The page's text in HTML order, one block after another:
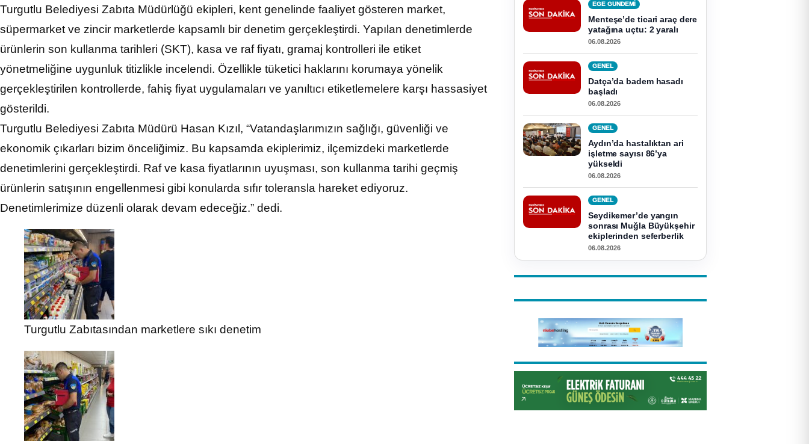
Turgutlu Belediyesi Zabıta Müdürlüğü ekipleri, kent genelinde faaliyet gösteren market,
süpermarket ve zincir marketlerde kapsamlı bir denetim gerçekleştirdi. Yapılan denetimlerde
ürünlerin son kullanma tarihleri (SKT), kasa ve raf fiyatı, gramaj kontrolleri ile etiket
yönetmeliğine uygunluk titizlikle incelendi. Özellikle tüketici haklarını korumaya yönelik
gerçekleştirilen kontrollerde, fahiş fiyat uygulamaları ve yanıltıcı etiketlemelere karşı hassasiyet
gösterildi.
Turgutlu Belediyesi Zabıta Müdürü Hasan Kızıl, “Vatandaşlarımızın sağlığı, güvenliği ve
ekonomik çıkarları bizim önceliğimiz. Bu kapsamda ekiplerimiz, ilçemizdeki marketlerde
denetimlerini gerçekleştirdi. Raf ve kasa fiyatlarının uyuşması, son kullanma tarihi geçmiş
ürünlerin satışının engellenmesi gibi konularda sıfır toleransla hareket ediyoruz.
Denetimlerimize düzenli olarak devam edeceğiz.” dedi.
Turgutlu Zabıtasından marketlere sıkı denetim
EGE GUNDEMİ
Menteşe’de ticari araç dere
yatağına uçtu: 2 yaralı
06.08.2026
GENEL
Datça’da badem hasadı
başladı
06.08.2026
GENEL
Aydın’da hastalıktan ari
işletme sayısı 86’ya
yükseldi
06.08.2026
GENEL
Seydikemer’de yangın
sonrası Muğla Büyükşehir
ekiplerinden seferberlik
06.08.2026